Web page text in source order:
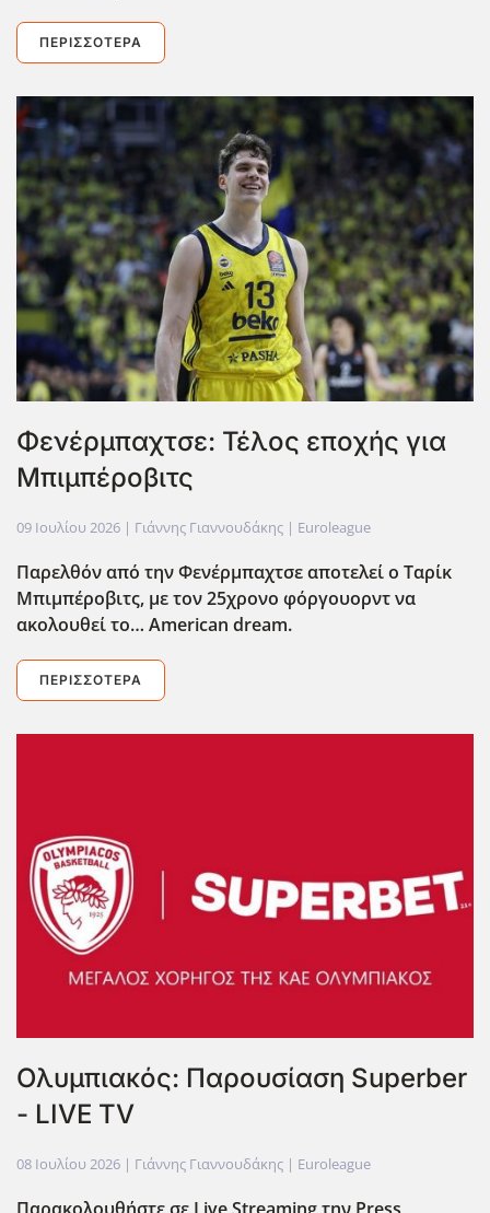
ΠΕΡΙΣΣΌΤΕΡΑ
Φενέρμπαχτσε: Τέλος εποχής για
Μπιμπέροβιτς
09 Ιουλίου 2026 | Γιάννης Γιαννουδάκης | Euroleague
Παρελθόν από την Φενέρμπαχτσε αποτελεί ο Ταρίκ
Μπιμπέροβιτς, με τον 25χρονο φόργουορντ να
ακολουθεί το… American dream.
ΠΕΡΙΣΣΌΤΕΡΑ
Ολυμπιακός: Παρουσίαση Superber
- LIVE TV
08 Ιουλίου 2026 | Γιάννης Γιαννουδάκης | Euroleague